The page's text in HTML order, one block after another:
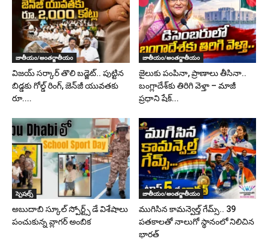
జాతీయం/అంతర్జాతీయం
విజయ్ సర్కార్ తొలి బడ్జెట్.. పుట్టిన
బిడ్డకు గోల్డ్ రింగ్, జెన్‌జీ యువతకు
రూ....
జాతీయం/అంతర్జాతీయం
జైలుకు పంపినా, ప్రాణాలు తీసినా..
బంగ్లాదేశ్‌కు తిరిగి వెళ్తా – మాజీ
ప్రధాని షేక్...
స్పెషల్స్
అబుదాబి స్కూల్ స్పోర్ట్స్ డే విశేషాలు
పంచుకున్న వ్లాగర్ అంబిక
జాతీయం/అంతర్జాతీయం
ముగిసిన కామన్వెల్త్ గేమ్స్‌.. 39
పతకాలతో నాలుగో స్థానంలో నిలిచిన
భారత్